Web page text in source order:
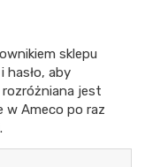
sklepu
hasło, aby
jest
w Ameco po raz